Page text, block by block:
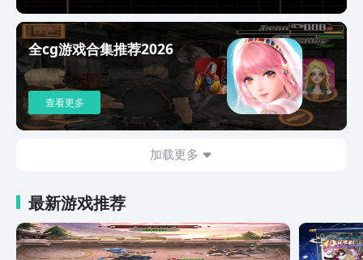
敌人搭配也都不同。上面这些便是三国刷刷刷手游下载在
哪说明。现阶段这款作品本身资料并不是很多，但它所表
现出来玩法还是相当有趣的，如果大家对于轻策略游戏感
兴趣的话便可以考虑前去体验一下。
全cg游戏合集推荐2026
查看更多
加载更多
最新游戏推荐